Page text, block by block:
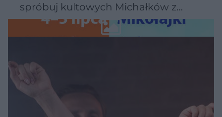
spróbuj kultowych Michałków z
Wawelu